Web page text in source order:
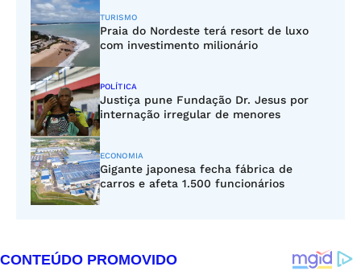
TURISMO
Praia do Nordeste terá resort de luxo
com investimento milionário
POLÍTICA
Justiça pune Fundação Dr. Jesus por
internação irregular de menores
ECONOMIA
Gigante japonesa fecha fábrica de
carros e afeta 1.500 funcionários